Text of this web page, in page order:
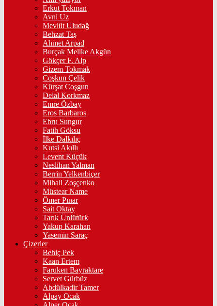
Erkut Tokman
Avni Uz
Mevlüt Uludağ
Behzat Taş
Ahmet Arpad
Burçak Melike Akgün
Gökçer F. Alp
Gizem Tokmak
Coşkun Çelik
Kürşat Coşgun
Delal Korkmaz
Emre Özbay
Eros Barbaros
Ebru Sungur
Fatih Göksu
İlke Dalkılıç
Kutsi Akıllı
Levent Küçük
Neslihan Yalman
Berrin Yelkenbiçer
Mihail Zoşçenko
Müstear Name
Ömer Pınar
Sait Oktay
Tarık Ünlütürk
Yakup Karahan
Yasemin Saraç
Çizerler
Behiç Pek
Kaan Ertem
Faruken Bayraktare
Servet Gürbüz
Abdülkadir Tamer
Alpay Ocak